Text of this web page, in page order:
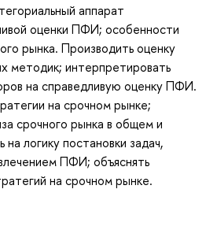
аппарат
оценки ПФИ; особенности
рынка. Производить оценку
методик; интерпретировать
на справедливую оценку ПФИ.
на срочном рынке;
срочного рынка в общем и
логику постановки задач,
ПФИ; объяснять
на срочном рынке.